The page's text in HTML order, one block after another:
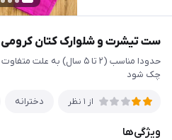
ست تیشرت و شلوارک کتان کرومی کد
حدودا مناسب (۲ تا ۵ سال) به
چک شود
از 1 نظر دخترانه
ویژگی‌ها